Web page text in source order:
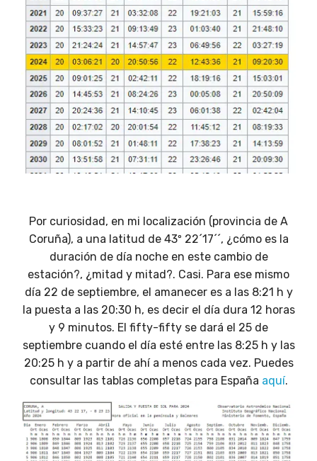
Por curiosidad, en mi localización (provincia de A
Coruña), a una latitud de 43º 22´17´´, ¿cómo es la
duración de día noche en este cambio de
estación?, ¿mitad y mitad?. Casi. Para ese mismo
día 22 de septiembre, el amanecer es a las 8:21 h y
la puesta a las 20:30 h, es decir el día dura 12 horas
y 9 minutos. El fifty-fifty se dará el 25 de
septiembre cuando el día esté entre las 8:25 h y las
20:25 h y a partir de ahí a menos cada vez. Puedes
consultar las tablas completas para España aquí.